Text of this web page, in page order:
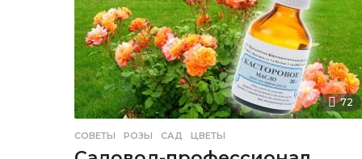
72
СОВЕТЫ РОЗЫ ,САД ,ЦВЕТЫ